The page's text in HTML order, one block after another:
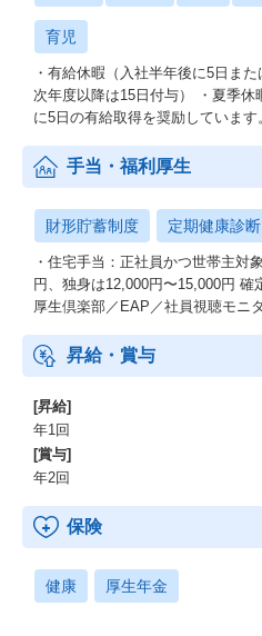
育児
・有給休暇（入社半年後に5日ま
次年度以降は15日付与） ・夏季休
に5日の有給取得を奨励しています
手当・福利厚生
財形貯蓄制度 定期健康診断
・住宅手当：正社員かつ世帯主対
円、独身は12,000円〜15,000円 確
厚生倶楽部／EAP／社員視聴モニ
昇給・賞与
[昇給]
年1回
[賞与]
年2回
保険
健康 厚生年金